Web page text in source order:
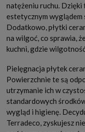
natężeniu ruchu. Dzięki
estetycznym
Dodatkowo, płytki
na wilgoć, co sprawia,
kuchni, gdzie
Pielęgnacja płytek
Powierzchnie te są
utrzymanie ich w
standardowych
wygląd i higienę.
Terradeco, zyskujesz